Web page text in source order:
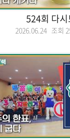
524회 다
2026.06.24 조회